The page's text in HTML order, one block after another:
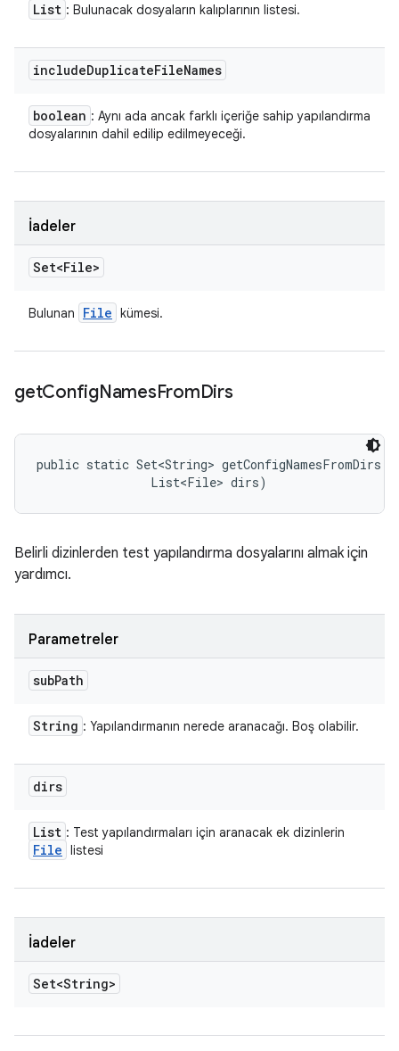
List : Bulunacak dosyaların kalıplarının listesi.
includeDuplicateFileNames
boolean : Aynı ada ancak farklı içeriğe sahip yapılandırma
dosyalarının dahil edilip edilmeyeceği.
İadeler
Set<File>
Bulunan File kümesi.
getConfigNamesFromDirs
public static Set<String>
                List<File> dirs)
Belirli dizinlerden test yapılandırma dosyalarını almak için
yardımcı.
Parametreler
subPath
String : Yapılandırmanın nerede aranacağı. Boş olabilir.
dirs
List : Test yapılandırmaları için aranacak ek dizinlerin
File listesi
İadeler
Set<String>